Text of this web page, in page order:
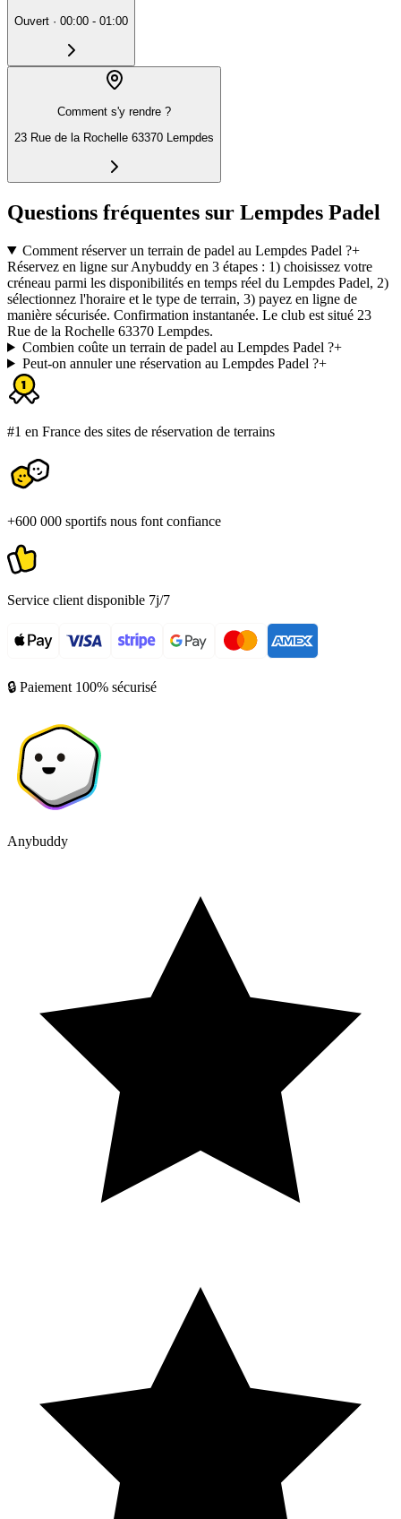
Ouvert · 00:00 - 01:00
Comment s'y rendre ?
23 Rue de la Rochelle 63370 Lempdes
Questions fréquentes sur Lempdes Padel
Comment réserver un terrain de padel au Lempdes Padel ?+
Réservez en ligne sur Anybuddy en 3 étapes : 1) choisissez votre
créneau parmi les disponibilités en temps réel du Lempdes Padel, 2)
sélectionnez l'horaire et le type de terrain, 3) payez en ligne de
manière sécurisée. Confirmation instantanée. Le club est situé 23
Rue de la Rochelle 63370 Lempdes.
Combien coûte un terrain de padel au Lempdes Padel ?+
Peut-on annuler une réservation au Lempdes Padel ?+
#1 en France des sites de réservation de terrains
+600 000 sportifs nous font confiance
Service client disponible 7j/7
🔒 Paiement 100% sécurisé
Anybuddy